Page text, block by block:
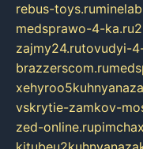
rebus-toys.ru
medsprawo-4-ka.ru
zajmy24.rutovudyi-
brazzerscom.ru
vskrytie-zamkov-
zed-online.ru